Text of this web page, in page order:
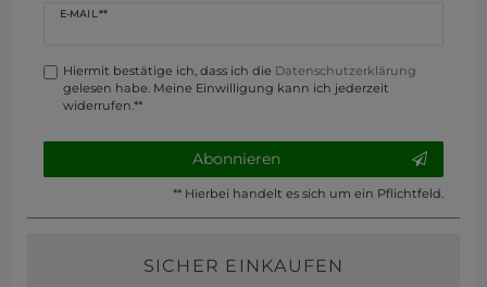
E-MAIL **
Newsletter
Hiermit bestätige ich, dass ich die Daten­schutz­erklärung
gelesen habe. Meine Einwilligung kann ich jederzeit
widerrufen.**
Abonnieren
** Hierbei handelt es sich um ein Pflichtfeld.
SICHER EINKAUFEN